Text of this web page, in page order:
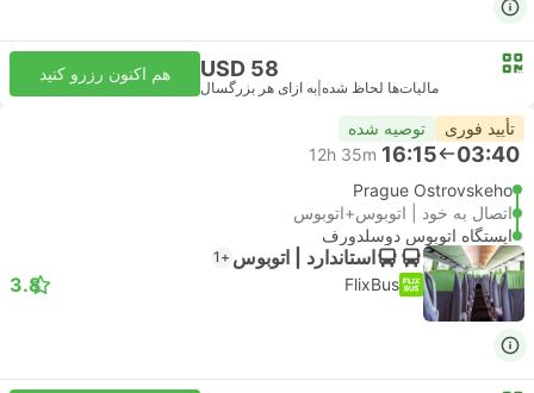
USD 58
مالیات‌ها لحاظ شده به ازای هر بزرگسال
هم اکنون رزرو کنید
تأیید فوری توصیه شده
03:40
16:15
12h 35m
Prague Ostrovskeho
اتصال به خود | اتوبوس+اتوبوس
ایستگاه اتوبوس دوسلدورف
استاندارد | اتوبوس +1
FlixBus
3.8